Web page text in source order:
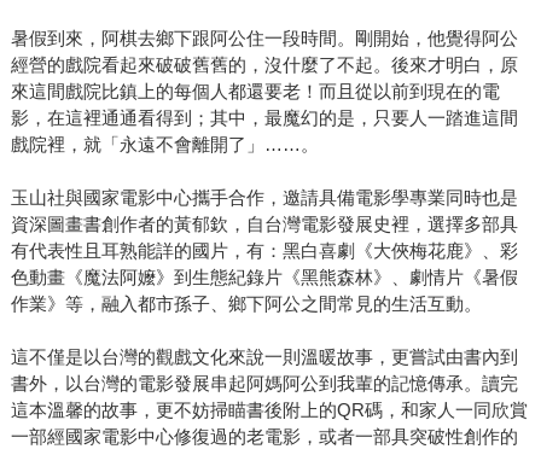
暑假到來，阿棋去鄉下跟阿公住一段時間。剛開始，他覺得阿公
經營的戲院看起來破破舊舊的，沒什麼了不起。後來才明白，原
來這間戲院比鎮上的每個人都還要老！而且從以前到現在的電
影，在這裡通通看得到；其中，最魔幻的是，只要人一踏進這間
戲院裡，就「永遠不會離開了」……。
玉山社與國家電影中心攜手合作，邀請具備電影學專業同時也是
資深圖畫書創作者的黃郁欽，自台灣電影發展史裡，選擇多部具
有代表性且耳熟能詳的國片，有：黑白喜劇《大俠梅花鹿》、彩
色動畫《魔法阿嬤》到生態紀錄片《黑熊森林》、劇情片《暑假
作業》等，融入都市孫子、鄉下阿公之間常見的生活互動。
這不僅是以台灣的觀戲文化來說一則溫暖故事，更嘗試由書內到
書外，以台灣的電影發展串起阿媽阿公到我輩的記憶傳承。讀完
這本溫馨的故事，更不妨掃瞄書後附上的QR碼，和家人一同欣賞
一部經國家電影中心修復過的老電影，或者一部具突破性創作的